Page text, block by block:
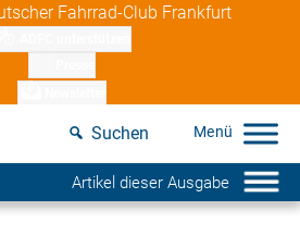
Fahrrad-Club Frankfurt
Suchen
Artikel dieser Ausgabe